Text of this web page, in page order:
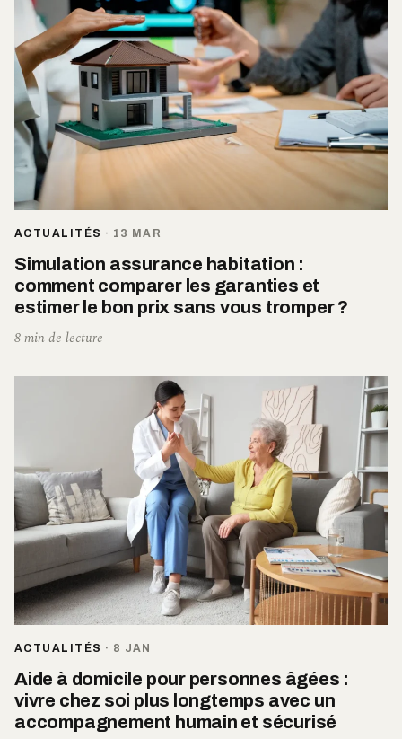
ACTUALITÉS · 13 MAR
Simulation assurance habitation :
comment comparer les garanties et
estimer le bon prix sans vous tromper ?
8 min de lecture
ACTUALITÉS · 8 JAN
Aide à domicile pour personnes âgées :
vivre chez soi plus longtemps avec un
accompagnement humain et sécurisé